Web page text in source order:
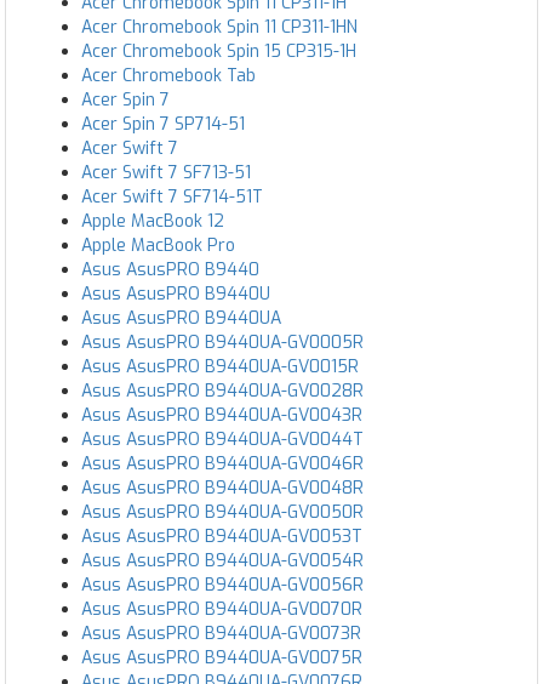
Acer Chromebook Spin 11 CP311-1HN
Acer Chromebook Spin 15 CP315-1H
Acer Chromebook Tab
Acer Spin 7
Acer Spin 7 SP714-51
Acer Swift 7
Acer Swift 7 SF713-51
Acer Swift 7 SF714-51T
Apple MacBook 12
Apple MacBook Pro
Asus AsusPRO B9440
Asus AsusPRO B9440U
Asus AsusPRO B9440UA
Asus AsusPRO B9440UA-GV0005R
Asus AsusPRO B9440UA-GV0015R
Asus AsusPRO B9440UA-GV0028R
Asus AsusPRO B9440UA-GV0043R
Asus AsusPRO B9440UA-GV0044T
Asus AsusPRO B9440UA-GV0046R
Asus AsusPRO B9440UA-GV0048R
Asus AsusPRO B9440UA-GV0050R
Asus AsusPRO B9440UA-GV0053T
Asus AsusPRO B9440UA-GV0054R
Asus AsusPRO B9440UA-GV0056R
Asus AsusPRO B9440UA-GV0070R
Asus AsusPRO B9440UA-GV0073R
Asus AsusPRO B9440UA-GV0075R